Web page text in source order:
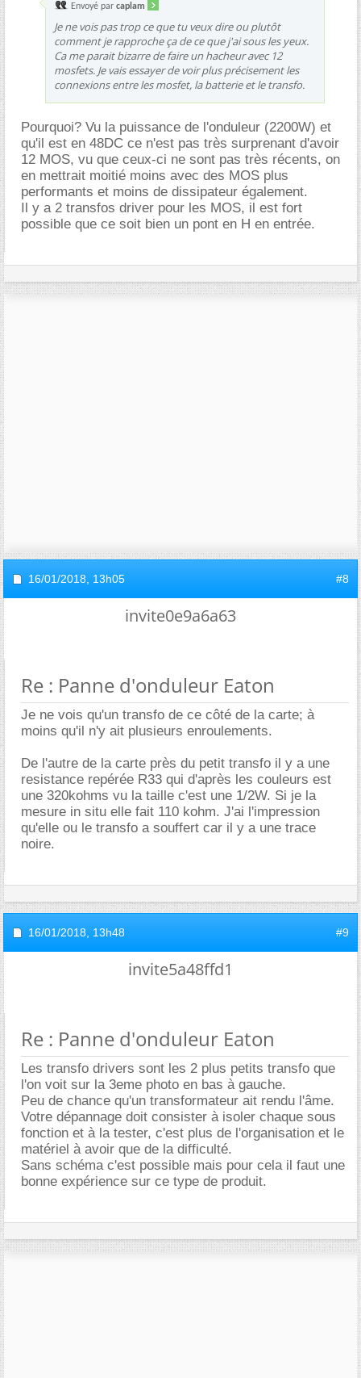
Envoyé par caplam
Je ne vois pas trop ce que tu veux dire ou plutôt
comment je rapproche ça de ce que j'ai sous les yeux.
Ca me parait bizarre de faire un hacheur avec 12
mosfets. Je vais essayer de voir plus précisement les
connexions entre les mosfet, la batterie et le transfo.
Pourquoi? Vu la puissance de l'onduleur (2200W) et
qu'il est en 48DC ce n'est pas très surprenant d'avoir
12 MOS, vu que ceux-ci ne sont pas très récents, on
en mettrait moitié moins avec des MOS plus
performants et moins de dissipateur également.
Il y a 2 transfos driver pour les MOS, il est fort
possible que ce soit bien un pont en H en entrée.
16/01/2018, 13h05 #8
invite0e9a6a63
Re : Panne d'onduleur Eaton
Je ne vois qu'un transfo de ce côté de la carte; à
moins qu'il n'y ait plusieurs enroulements.
De l'autre de la carte près du petit transfo il y a une
resistance repérée R33 qui d'après les couleurs est
une 320kohms vu la taille c'est une 1/2W. Si je la
mesure in situ elle fait 110 kohm. J'ai l'impression
qu'elle ou le transfo a souffert car il y a une trace
noire.
16/01/2018, 13h48 #9
invite5a48ffd1
Re : Panne d'onduleur Eaton
Les transfo drivers sont les 2 plus petits transfo que
l'on voit sur la 3eme photo en bas à gauche.
Peu de chance qu'un transformateur ait rendu l'âme.
Votre dépannage doit consister à isoler chaque sous
fonction et à la tester, c'est plus de l'organisation et le
matériel à avoir que de la difficulté.
Sans schéma c'est possible mais pour cela il faut une
bonne expérience sur ce type de produit.